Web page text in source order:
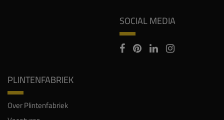
SOCIAL MEDIA
PLINTENFABRIEK
Over Plintenfabriek